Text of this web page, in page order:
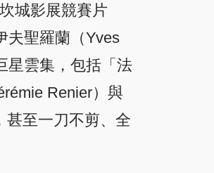
城影展競賽片
夫聖羅蘭（Yves
星雲集，包括「法
Renier）與
甚至一刀不剪、全